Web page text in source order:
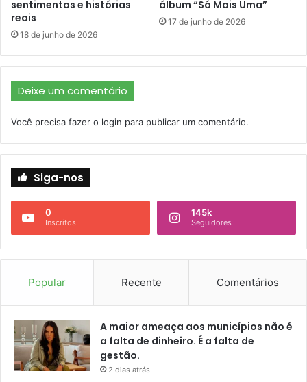
sentimentos e histórias
reais
18 de junho de 2026
álbum “Só Mais Uma”
17 de junho de 2026
Deixe um comentário
Você precisa fazer o login para publicar um comentário.
Siga-nos
0
Inscritos
145k
Seguidores
Popular Recente Comentários
A maior ameaça aos municípios não é
a falta de dinheiro. É a falta de
gestão.
2 dias atrás